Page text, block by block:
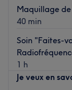
que vous soyez
Prenez rendez-
prendre soin de
Votre bien-être
Transport
Maquillage
40 min
Soin "Faites-
1 h
Je veux en